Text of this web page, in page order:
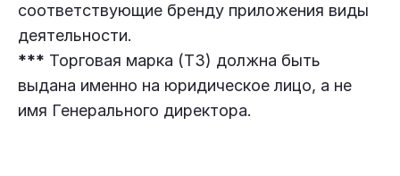
соответствующие бренду приложения виды
деятельности.
*** Торговая марка (ТЗ) должна быть
выдана именно на юридическое лицо, а не
имя Генерального директора.